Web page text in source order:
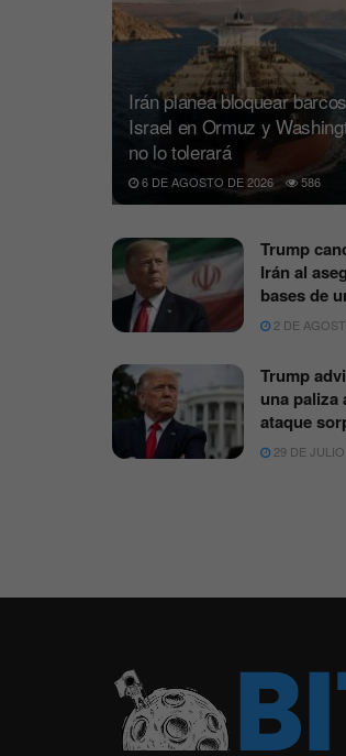
Irán planea bloquear
Israel en Ormuz y
no lo tolerará
6 DE AGOSTO DE 2026 586
Trump
Irán al
bases de
2 DE
Trump
una paliza
ataque
29 DE JULIO